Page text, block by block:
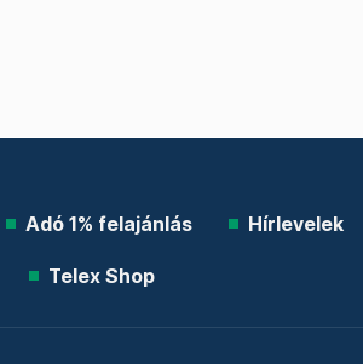
Adó 1% felajánlás Hírlevelek
Telex Shop